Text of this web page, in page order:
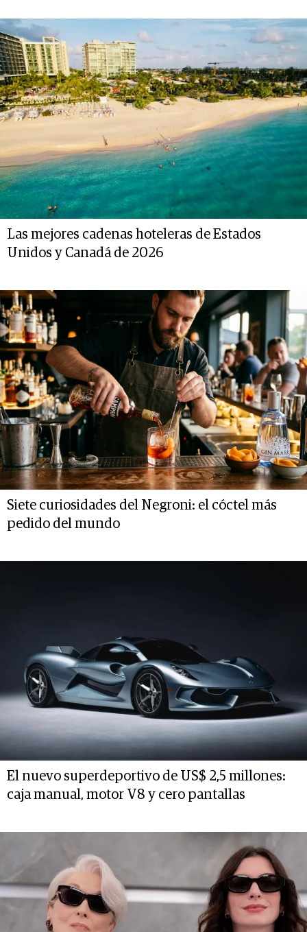
Las mejores cadenas hoteleras de Estados
Unidos y Canadá de 2026
Siete curiosidades del Negroni: el cóctel más
pedido del mundo
El nuevo superdeportivo de US$ 2,5 millones:
caja manual, motor V8 y cero pantallas